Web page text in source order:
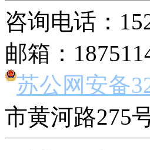
咨询电话：
邮箱：
苏公网安备
市黄河路275